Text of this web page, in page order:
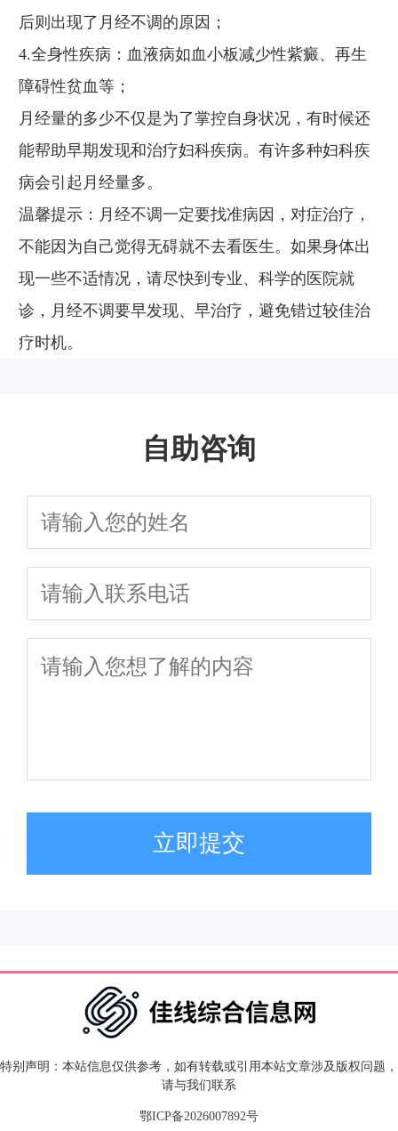
后则出现了月经不调的原因；
4.全身性疾病：血液病如血小板减少性紫癜、再生
障碍性贫血等；
月经量的多少不仅是为了掌控自身状况，有时候还
能帮助早期发现和治疗妇科疾病。有许多种妇科疾
病会引起月经量多。
温馨提示：月经不调一定要找准病因，对症治疗，
不能因为自己觉得无碍就不去看医生。如果身体出
现一些不适情况，请尽快到专业、科学的医院就
诊，月经不调要早发现、早治疗，避免错过较佳治
疗时机。
自助咨询
立即提交
特别声明：本站信息仅供参考，如有转载或引用本站文章涉及版权问题，
请与我们联系
鄂ICP备2026007892号